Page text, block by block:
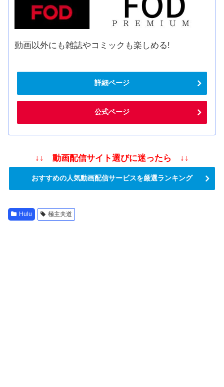
動画以外にも雑誌やコミックも楽しめる!
詳細ページ
公式ページ
↓↓ 動画配信サイト選びに迷ったら ↓↓
おすすめの人気動画配信サービスを厳選ランキング
Hulu 極主夫道